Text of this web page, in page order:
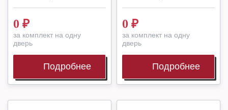
0 ₽
за комплект на одну
дверь
Подробнее
0 ₽
за комплект на одну
дверь
Подробнее